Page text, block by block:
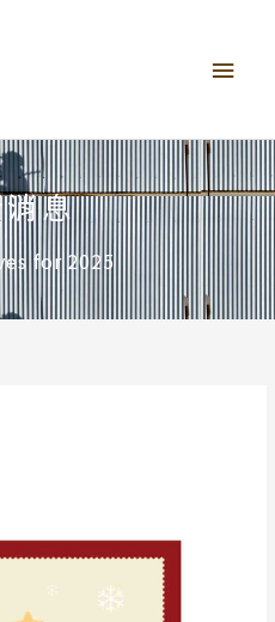
要
單
息
for 2025